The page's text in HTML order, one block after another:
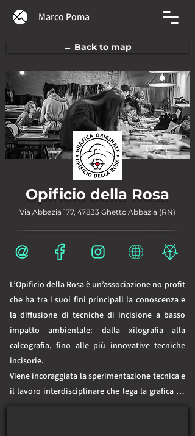
Marco Poma
← Back to map
1
Opificio della Rosa
Via Abbazia 177, 47833 Ghetto Abbazia (RN)
L’Opificio della Rosa è un’associazione no-profit
che ha tra i suoi fini principali la conoscenza e
la diffusione di tecniche di incisione a basso
impatto ambientale: dalla xilografia alla
calcografia, fino alle più innovative tecniche
incisorie.
Viene incoraggiata la sperimentazione tecnica e
il lavoro interdisciplinare che lega la grafica ad